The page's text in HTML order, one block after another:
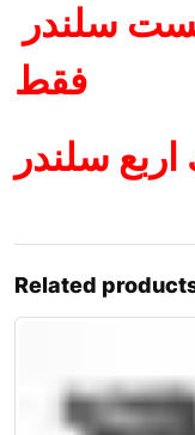
فقط
سلندر
Related